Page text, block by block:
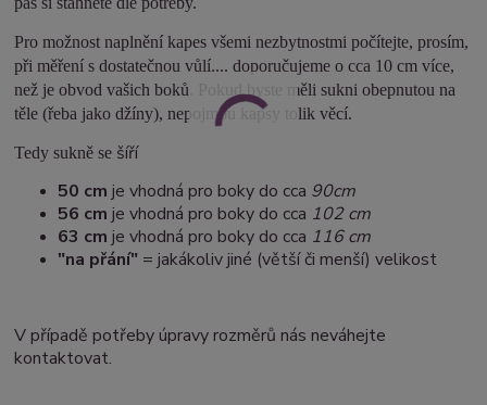
Pro možnost naplnění kapes všemi nezbytnostmi počítejte, prosím,
při měření s dostatečnou vůlí.... doporučujeme o cca 10 cm více,
než je obvod vašich boků. Pokud byste měli sukni obepnutou na
těle (řeba jako džíny), nepojmou kapsy tolik věcí.
Tedy sukně se šíří
50 cm je vhodná pro boky do cca 90cm
56 cm je vhodná pro boky do cca 102 cm
63 cm je vhodná pro boky do cca 116 cm
"na přání" = jakákoliv jiné (větší či menší) velikost
V případě potřeby úpravy rozměrů nás neváhejte
kontaktovat.